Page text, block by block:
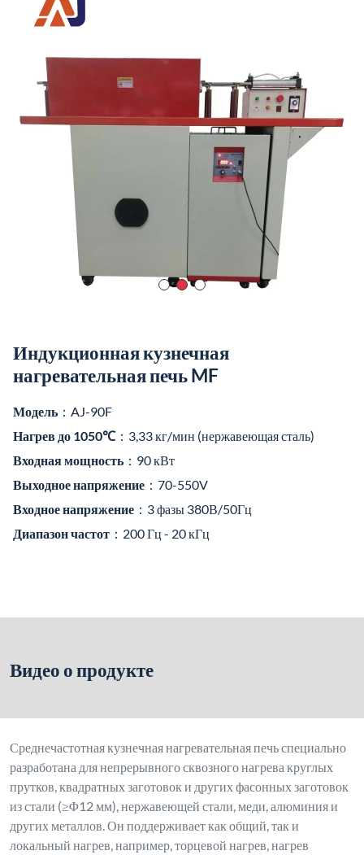
нагревательная печь MF
Модель
Нагрев до 1050℃：3,33 кг/мин (нержавеющая сталь)
Входная мощность
Выходное напряжение
Входное напряжение：3 фазы 380В/50Гц
Диапазон частот
：200 Гц - 20 кГц
Видео о продукте
Среднечастотная кузнечная нагревательная печь специально
разработана для непрерывного сквозного нагрева круглых
прутков, квадратных заготовок и других фасонных заготовок
других металлов. Он поддерживает как общий, так и
локальный нагрев, например, торцевой нагрев, нагрев
Непрерывный нагрев круглых и квадратных прутков
особенности
Широкий диапазон частот (1-20 кГц)
Частота может быть выбрана в зависимости от диаметра
прутка и материала для достижения наилучшего
проникновения и равномерности нагрева.